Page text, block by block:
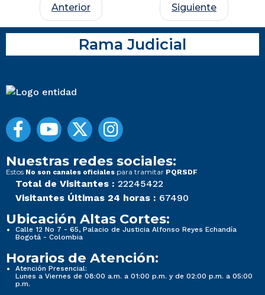
Anterior Siguiente
Rama Judicial
Nuestras redes sociales:
Estos No son canales oficiales para tramitar PQRSDF
Total de Visitantes : 22245422
Visitantes Últimas 24 horas : 67490
Ubicación Altas Cortes:
Calle 12 No 7 - 65, Palacio de Justicia Alfonso Reyes Echandía
Bogotá - Colombia
Horarios de Atención:
Atención Presencial:
Lunes a Viernes de 08:00 a.m. a 01:00 p.m. y de 02:00 p.m. a 05:00
p.m.